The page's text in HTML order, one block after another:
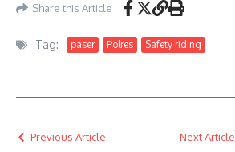
Share this Article
Tag: paser Polres Safety riding
Previous Article Next Article